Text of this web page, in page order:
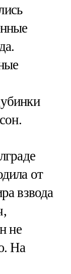
от
взвода
не
На